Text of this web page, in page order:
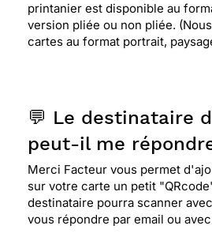
printanier est disponible au
version pliée ou non pliée.
cartes au format portrait,
💬 Le destinataire
peut-il me
Merci Facteur vous permet
sur votre carte un petit
destinataire pourra scanner
vous répondre par email ou